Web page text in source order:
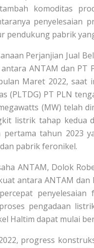
komoditas
penyelesaian
pendukung pabrik
Perjanjian Jual
ANTAM dan PT
Maret 2022,
(PLTDG) PT PLN
(MW) telah
listrik tahap kedua
pertama tahun 2023
pabrik feronikel.
ANTAM, Dolok
antara ANTAM dan
pengadaan
Haltim dapat mulai
progress